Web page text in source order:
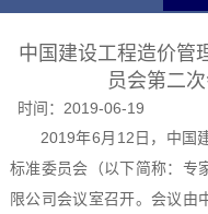
中国建设工程造价管
员会第二
时间： 2019-06-19
2019年6月12日，中国
标准委员会（以下简称：专
限公司会议室召开。会议由